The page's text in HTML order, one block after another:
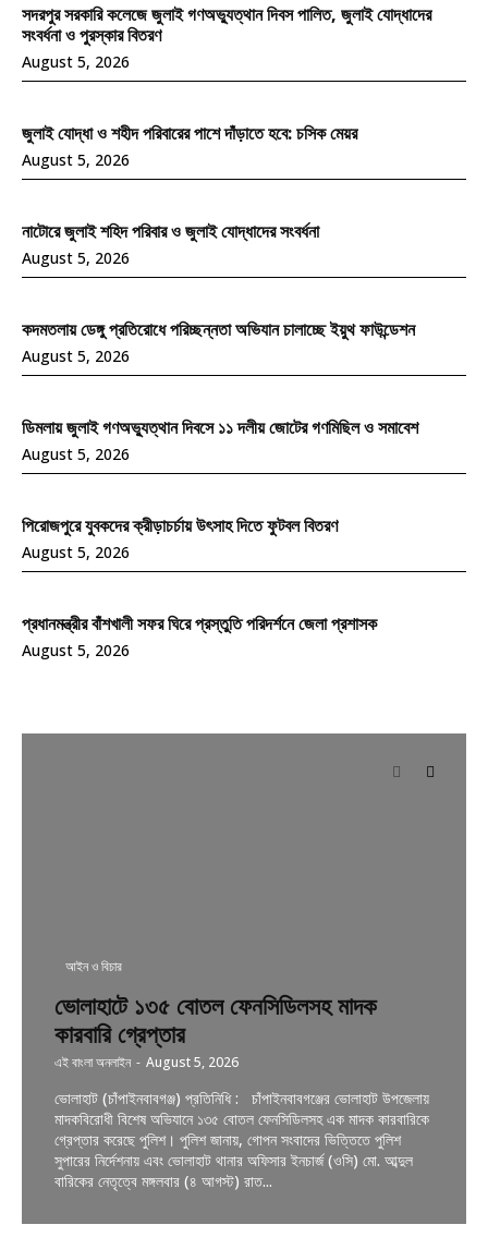
সদরপুর সরকারি কলেজে জুলাই গণঅভ্যুত্থান দিবস পালিত, জুলাই যোদ্ধাদের
সংবর্ধনা ও পুরস্কার বিতরণ
August 5, 2026
জুলাই যোদ্ধা ও শহীদ পরিবারের পাশে দাঁড়াতে হবে: চসিক মেয়র
August 5, 2026
নাটোরে জুলাই শহিদ পরিবার ও জুলাই যোদ্ধাদের সংবর্ধনা
August 5, 2026
কদমতলায় ডেঙ্গু প্রতিরোধে পরিচ্ছন্নতা অভিযান চালাচ্ছে ইয়ুথ ফাউন্ডেশন
August 5, 2026
ডিমলায় জুলাই গণঅভ্যুত্থান দিবসে ১১ দলীয় জোটের গণমিছিল ও সমাবেশ
August 5, 2026
পিরোজপুরে যুবকদের ক্রীড়াচর্চায় উৎসাহ দিতে ফুটবল বিতরণ
August 5, 2026
প্রধানমন্ত্রীর বাঁশখালী সফর ঘিরে প্রস্তুতি পরিদর্শনে জেলা প্রশাসক
August 5, 2026
আইন ও বিচার
ভোলাহাটে ১৩৫ বোতল ফেনসিডিলসহ মাদক
কারবারি গ্রেপ্তার
এই বাংলা অনলাইন - August 5, 2026
ভোলাহাট (চাঁপাইনবাবগঞ্জ) প্রতিনিধি : চাঁপাইনবাবগঞ্জের ভোলাহাট উপজেলায়
মাদকবিরোধী বিশেষ অভিযানে ১৩৫ বোতল ফেনসিডিলসহ এক মাদক কারবারিকে
গ্রেপ্তার করেছে পুলিশ। পুলিশ জানায়, গোপন সংবাদের ভিত্তিতে পুলিশ
সুপারের নির্দেশনায় এবং ভোলাহাট থানার অফিসার ইনচার্জ (ওসি) মো. আব্দুল
বারিকের নেতৃত্বে মঙ্গলবার (৪ আগস্ট) রাত...